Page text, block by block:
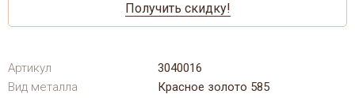
Получить скидку!
Артикул
3040016
Вид металла
Красное золото 585